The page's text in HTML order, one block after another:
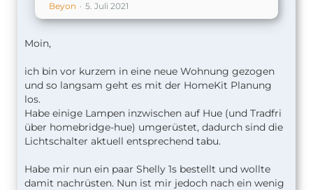
Beyon 5. Juli 2021
Moin,
ich bin vor kurzem in eine neue Wohnung gezogen
und so langsam geht es mit der HomeKit Planung
los.
Habe einige Lampen inzwischen auf Hue (und Tradfri
über homebridge-hue) umgerüstet, dadurch sind die
Lichtschalter aktuell entsprechend tabu.
Habe mir nun ein paar Shelly 1s bestellt und wollte
damit nachrüsten. Nun ist mir jedoch nach ein wenig